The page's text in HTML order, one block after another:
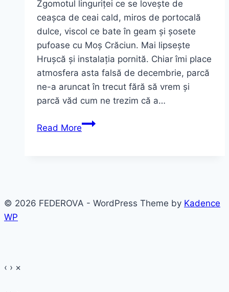
Zgomotul linguriței ce se lovește de
ceașca de ceai cald, miros de portocală
dulce, viscol ce bate în geam și șosete
pufoase cu Moș Crăciun. Mai lipsește
Hrușcă și instalația pornită. Chiar îmi place
atmosfera asta falsă de decembrie, parcă
ne-a aruncat în trecut fără să vrem și
parcă văd cum ne trezim că a…
Read MoreUnde
© 2026 FEDEROVA - WordPress Theme by Kadence
WP
‹ › ×